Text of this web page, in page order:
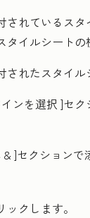
されているス
タイルシートの
されたスタイ
ンを選択 ]セク
&]セクションで
ックします。